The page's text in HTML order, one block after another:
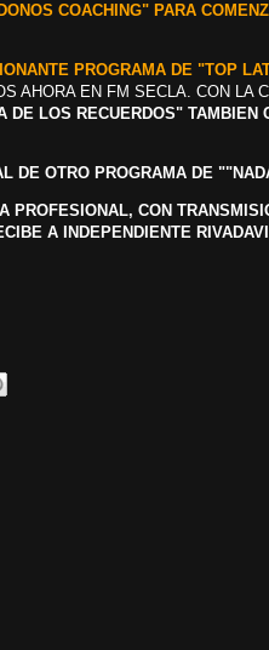
COACHING" PARA
PROGRAMA DE "TOP
AHORA EN FM SECLA. CON LA
DE LOS RECUERDOS" TAMBIEN
DE OTRO PROGRAMA DE
CON
A INDEPENDIENTE